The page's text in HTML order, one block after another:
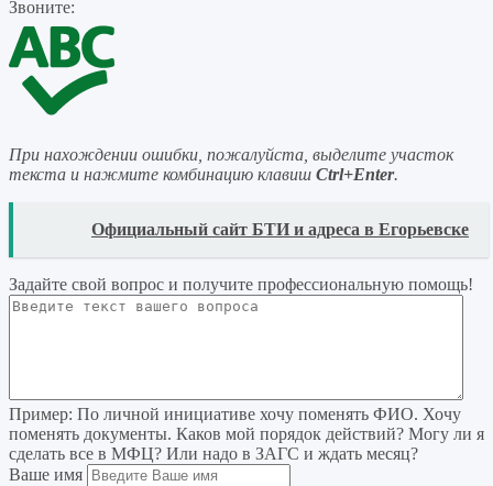
Звоните:
При нахождении ошибки, пожалуйста, выделите участок
текста и нажмите комбинацию клавиш Ctrl+Enter.
Официальный сайт БТИ и адреса в Егорьевске
Задайте свой вопрос и получите профессиональную помощь!
Пример: По личной инициативе хочу поменять ФИО. Хочу
поменять документы. Каков мой порядок действий? Могу ли я
сделать все в МФЦ? Или надо в ЗАГС и ждать месяц?
Ваше имя